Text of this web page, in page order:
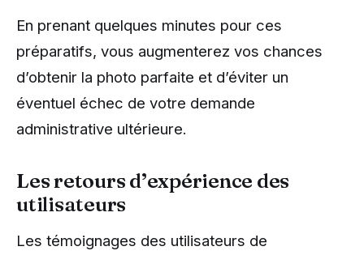
En prenant quelques minutes pour ces
préparatifs, vous augmenterez vos chances
d’obtenir la photo parfaite et d’éviter un
éventuel échec de votre demande
administrative ultérieure.
Les retours d’expérience des
utilisateurs
Les témoignages des utilisateurs de